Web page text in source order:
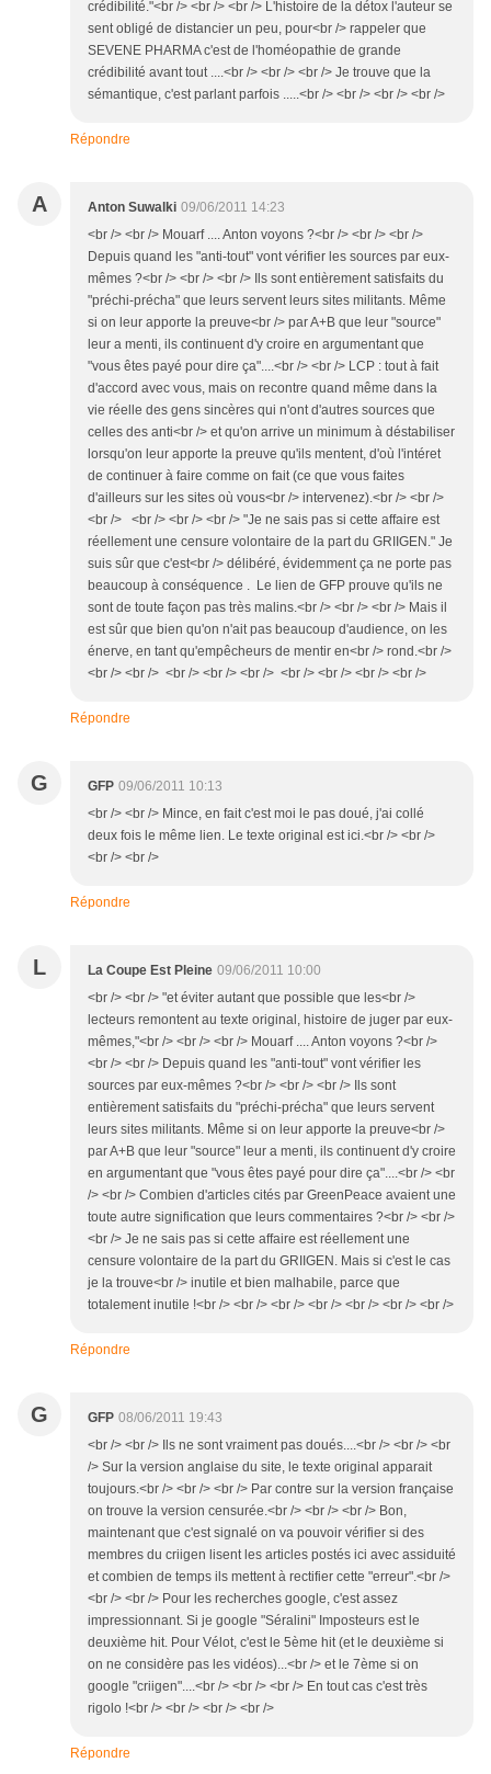
crédibilité."<br /> <br /> <br /> L'histoire de la détox l'auteur se
sent obligé de distancier un peu, pour<br /> rappeler que
SEVENE PHARMA c'est de l'homéopathie de grande
crédibilité avant tout ....<br /> <br /> <br /> Je trouve que la
sémantique, c'est parlant parfois .....<br /> <br /> <br /> <br />
Répondre
A Anton Suwalki 09/06/2011 14:23
<br /> <br /> Mouarf .... Anton voyons ?<br /> <br /> <br />
Depuis quand les "anti-tout" vont vérifier les sources par eux-
mêmes ?<br /> <br /> <br /> Ils sont entièrement satisfaits du
"préchi-précha" que leurs servent leurs sites militants. Même
si on leur apporte la preuve<br /> par A+B que leur "source"
leur a menti, ils continuent d'y croire en argumentant que
"vous êtes payé pour dire ça"....<br /> <br /> LCP : tout à fait
d'accord avec vous, mais on recontre quand même dans la
vie réelle des gens sincères qui n'ont d'autres sources que
celles des anti<br /> et qu'on arrive un minimum à déstabiliser
lorsqu'on leur apporte la preuve qu'ils mentent, d'où l'intéret
de continuer à faire comme on fait (ce que vous faites
d'ailleurs sur les sites où vous<br /> intervenez).<br /> <br />
<br /> <br /> <br /> <br /> "Je ne sais pas si cette affaire est
réellement une censure volontaire de la part du GRIIGEN." Je
suis sûr que c'est<br /> délibéré, évidemment ça ne porte pas
beaucoup à conséquence . Le lien de GFP prouve qu'ils ne
sont de toute façon pas très malins.<br /> <br /> <br /> Mais il
est sûr que bien qu'on n'ait pas beaucoup d'audience, on les
énerve, en tant qu'empêcheurs de mentir en<br /> rond.<br />
<br /> <br /> <br /> <br /> <br /> <br /> <br /> <br /> <br />
Répondre
G GFP 09/06/2011 10:13
<br /> <br /> Mince, en fait c'est moi le pas doué, j'ai collé
deux fois le même lien. Le texte original est ici.<br /> <br />
<br /> <br />
Répondre
L La Coupe Est Pleine 09/06/2011 10:00
<br /> <br /> "et éviter autant que possible que les<br />
lecteurs remontent au texte original, histoire de juger par eux-
mêmes,"<br /> <br /> <br /> Mouarf .... Anton voyons ?<br />
<br /> <br /> Depuis quand les "anti-tout" vont vérifier les
sources par eux-mêmes ?<br /> <br /> <br /> Ils sont
entièrement satisfaits du "préchi-précha" que leurs servent
leurs sites militants. Même si on leur apporte la preuve<br />
par A+B que leur "source" leur a menti, ils continuent d'y croire
en argumentant que "vous êtes payé pour dire ça"....<br /> <br
/> <br /> Combien d'articles cités par GreenPeace avaient une
toute autre signification que leurs commentaires ?<br /> <br />
<br /> Je ne sais pas si cette affaire est réellement une
censure volontaire de la part du GRIIGEN. Mais si c'est le cas
je la trouve<br /> inutile et bien malhabile, parce que
totalement inutile !<br /> <br /> <br /> <br /> <br /> <br /> <br />
Répondre
G GFP 08/06/2011 19:43
<br /> <br /> Ils ne sont vraiment pas doués....<br /> <br /> <br
/> Sur la version anglaise du site, le texte original apparait
toujours.<br /> <br /> <br /> Par contre sur la version française
on trouve la version censurée.<br /> <br /> <br /> Bon,
maintenant que c'est signalé on va pouvoir vérifier si des
membres du criigen lisent les articles postés ici avec assiduité
et combien de temps ils mettent à rectifier cette "erreur".<br />
<br /> <br /> Pour les recherches google, c'est assez
impressionnant. Si je google "Séralini" Imposteurs est le
deuxième hit. Pour Vélot, c'est le 5ème hit (et le deuxième si
on ne considère pas les vidéos)...<br /> et le 7ème si on
google "criigen"....<br /> <br /> <br /> En tout cas c'est très
rigolo !<br /> <br /> <br /> <br />
Répondre